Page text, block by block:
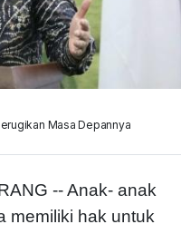
Masa Depannya
-- Anak- anak
memiliki hak untuk